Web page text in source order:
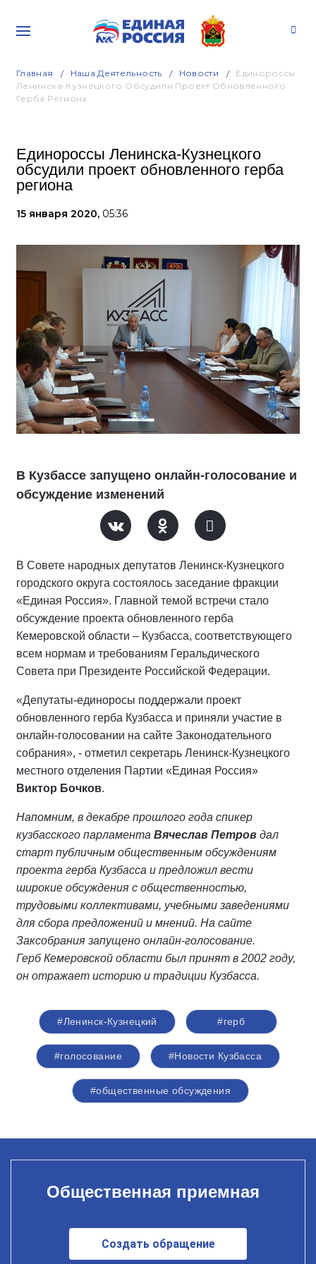
Главная Наша Деятельность Новости
Единороссы
Ленинска-Кузнецкого Обсудили Проект Обновленного
Герба Региона
Единороссы Ленинска-Кузнецкого
обсудили проект обновленного герба
региона
15 января 2020, 05:36
В Кузбассе запущено онлайн-голосование и
обсуждение изменений
В Совете народных депутатов Ленинск-Кузнецкого
городского округа состоялось заседание фракции
«Единая Россия». Главной темой встречи стало
обсуждение проекта обновленного герба
Кемеровской области – Кузбасса, соответствующего
всем нормам и требованиям Геральдического
Совета при Президенте Российской Федерации.
«Депутаты-единоросы поддержали проект
обновленного герба Кузбасса и приняли участие в
онлайн-голосовании на сайте Законодательного
собрания», - отметил секретарь Ленинск-Кузнецкого
местного отделения Партии «Единая Россия»
Виктор Бочков.
Напомним, в декабре прошлого года спикер
кузбасского парламента Вячеслав Петров дал
старт публичным общественным обсуждениям
проекта герба Кузбасса и предложил вести
широкие обсуждения с общественностью,
трудовыми коллективами, учебными заведениями
для сбора предложений и мнений. На сайте
Заксобрания запущено онлайн-голосование.
Герб Кемеровской области был принят в 2002 году,
он отражает историю и традиции Кузбасса.
#Ленинск-Кузнецкий #герб
#голосование #Новости Кузбасса
#общественные обсуждения
Общественная приемная
Создать обращение